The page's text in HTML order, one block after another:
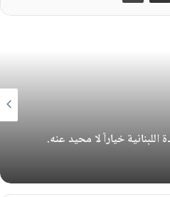
خياراً لا محيد عنه.